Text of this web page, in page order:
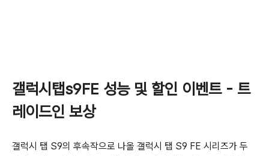
갤럭시탭s9FE 성능 및 할인 이벤트 - 트
레이드인 보상
갤럭시 탭 S9의 후속작으로 나올 갤럭시 탭 S9 FE 시리즈가 두